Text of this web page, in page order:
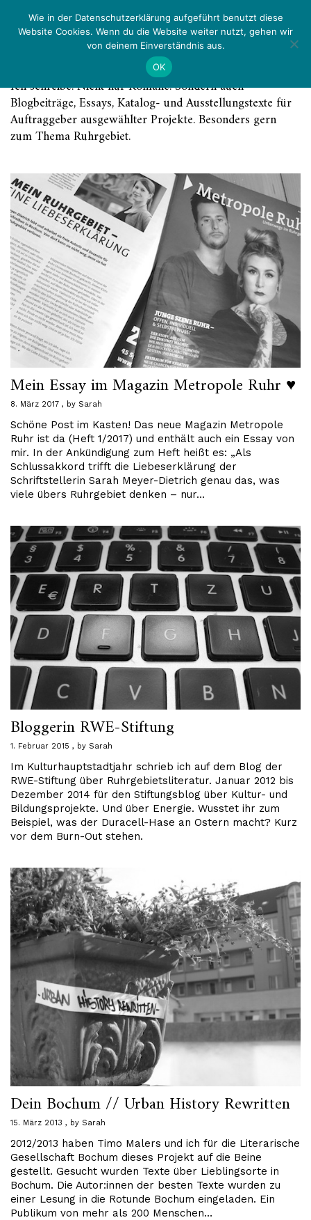
Zurück Menü
Ich schreibe. Nicht nur Romane. Sondern auch
Blogbeiträge, Essays, Katalog- und Ausstellungstexte für
Auftraggeber ausgewählter Projekte. Besonders gern
zum Thema Ruhrgebiet.
Mein Essay im Magazin Metropole Ruhr ♥
8. März 2017 by Sarah
Schöne Post im Kasten! Das neue Magazin Metropole
Ruhr ist da (Heft 1/2017) und enthält auch ein Essay von
mir. In der Ankündigung zum Heft heißt es: „Als
Schlussakkord trifft die Liebeserklärung der
Schriftstellerin Sarah Meyer-Dietrich genau das, was
viele übers Ruhrgebiet denken – nur…
Bloggerin RWE-Stiftung
1. Februar 2015 by Sarah
Im Kulturhauptstadtjahr schrieb ich auf dem Blog der
RWE-Stiftung über Ruhrgebietsliteratur. Januar 2012 bis
Dezember 2014 für den Stiftungsblog über Kultur- und
Bildungsprojekte. Und über Energie. Wusstet ihr zum
Beispiel, was der Duracell-Hase an Ostern macht? Kurz
vor dem Burn-Out stehen.
Dein Bochum // Urban History Rewritten
15. März 2013 by Sarah
2012/2013 haben Timo Malers und ich für die Literarische
Gesellschaft Bochum dieses Projekt auf die Beine
gestellt. Gesucht wurden Texte über Lieblingsorte in
Bochum. Die Autor:innen der besten Texte wurden zu
einer Lesung in die Rotunde Bochum eingeladen. Ein
Publikum von mehr als 200 Menschen…
Wie in der Datenschutzerklärung aufgeführt benutzt diese
Website Cookies. Wenn du die Website weiter nutzt, gehen wir
von deinem Einverständnis aus.
OK